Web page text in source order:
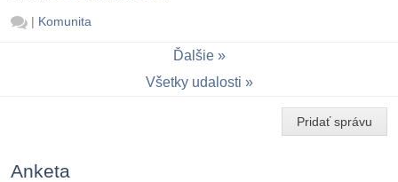
| Komunita
Ďalšie
Všetky udalosti
Pridať správu
Anketa